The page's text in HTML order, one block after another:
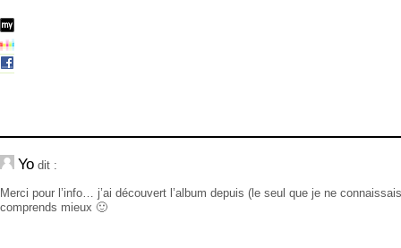
Yo dit :
Merci pour l’info… j’ai découvert l’album depuis (le seul que je ne
comprends mieux 🙂